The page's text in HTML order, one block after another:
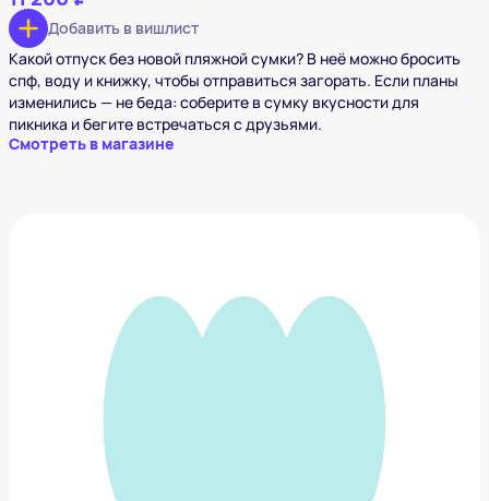
Добавить в вишлист
Какой отпуск без новой пляжной сумки? В неё можно бросить
спф, воду и книжку, чтобы отправиться загорать. Если планы
изменились — не беда: соберите в сумку вкусности для
пикника и бегите встречаться с друзьями.
Смотреть в магазине